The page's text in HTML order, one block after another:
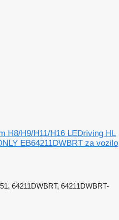
H8/H9/H11/H16 LEDriving HL
EB64211DWBRT za vozilo
64211DWBRT, 64211DWBRT-